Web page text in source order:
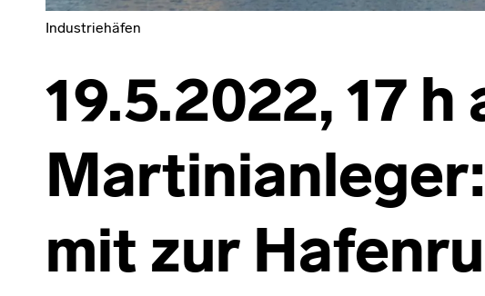
Industriehäfen
19.5.2022, 17 h
mit zur